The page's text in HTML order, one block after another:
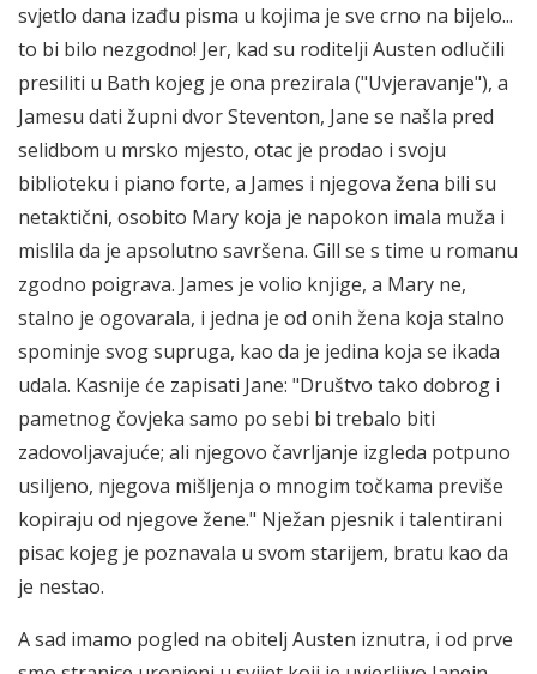
svjetlo dana izađu pisma u kojima je sve crno na bijelo...
to bi bilo nezgodno! Jer, kad su roditelji Austen odlučili
presiliti u Bath kojeg je ona prezirala ("Uvjeravanje"), a
Jamesu dati župni dvor Steventon, Jane se našla pred
selidbom u mrsko mjesto, otac je prodao i svoju
biblioteku i piano forte, a James i njegova žena bili su
netaktični, osobito Mary koja je napokon imala muža i
mislila da je apsolutno savršena. Gill se s time u romanu
zgodno poigrava. James je volio knjige, a Mary ne,
stalno je ogovarala, i jedna je od onih žena koja stalno
spominje svog supruga, kao da je jedina koja se ikada
udala. Kasnije će zapisati Jane: "Društvo tako dobrog i
pametnog čovjeka samo po sebi bi trebalo biti
zadovoljavajuće; ali njegovo čavrljanje izgleda potpuno
usiljeno, njegova mišljenja o mnogim točkama previše
kopiraju od njegove žene." Nježan pjesnik i talentirani
pisac kojeg je poznavala u svom starijem, bratu kao da
je nestao.
A sad imamo pogled na obitelj Austen iznutra, i od prve